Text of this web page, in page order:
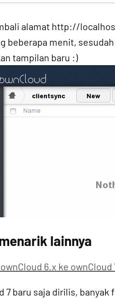
alamat http://
beberapa menit,
tampilan baru :)
lainnya
6.x ke ownCloud
7 baru saja dirilis,